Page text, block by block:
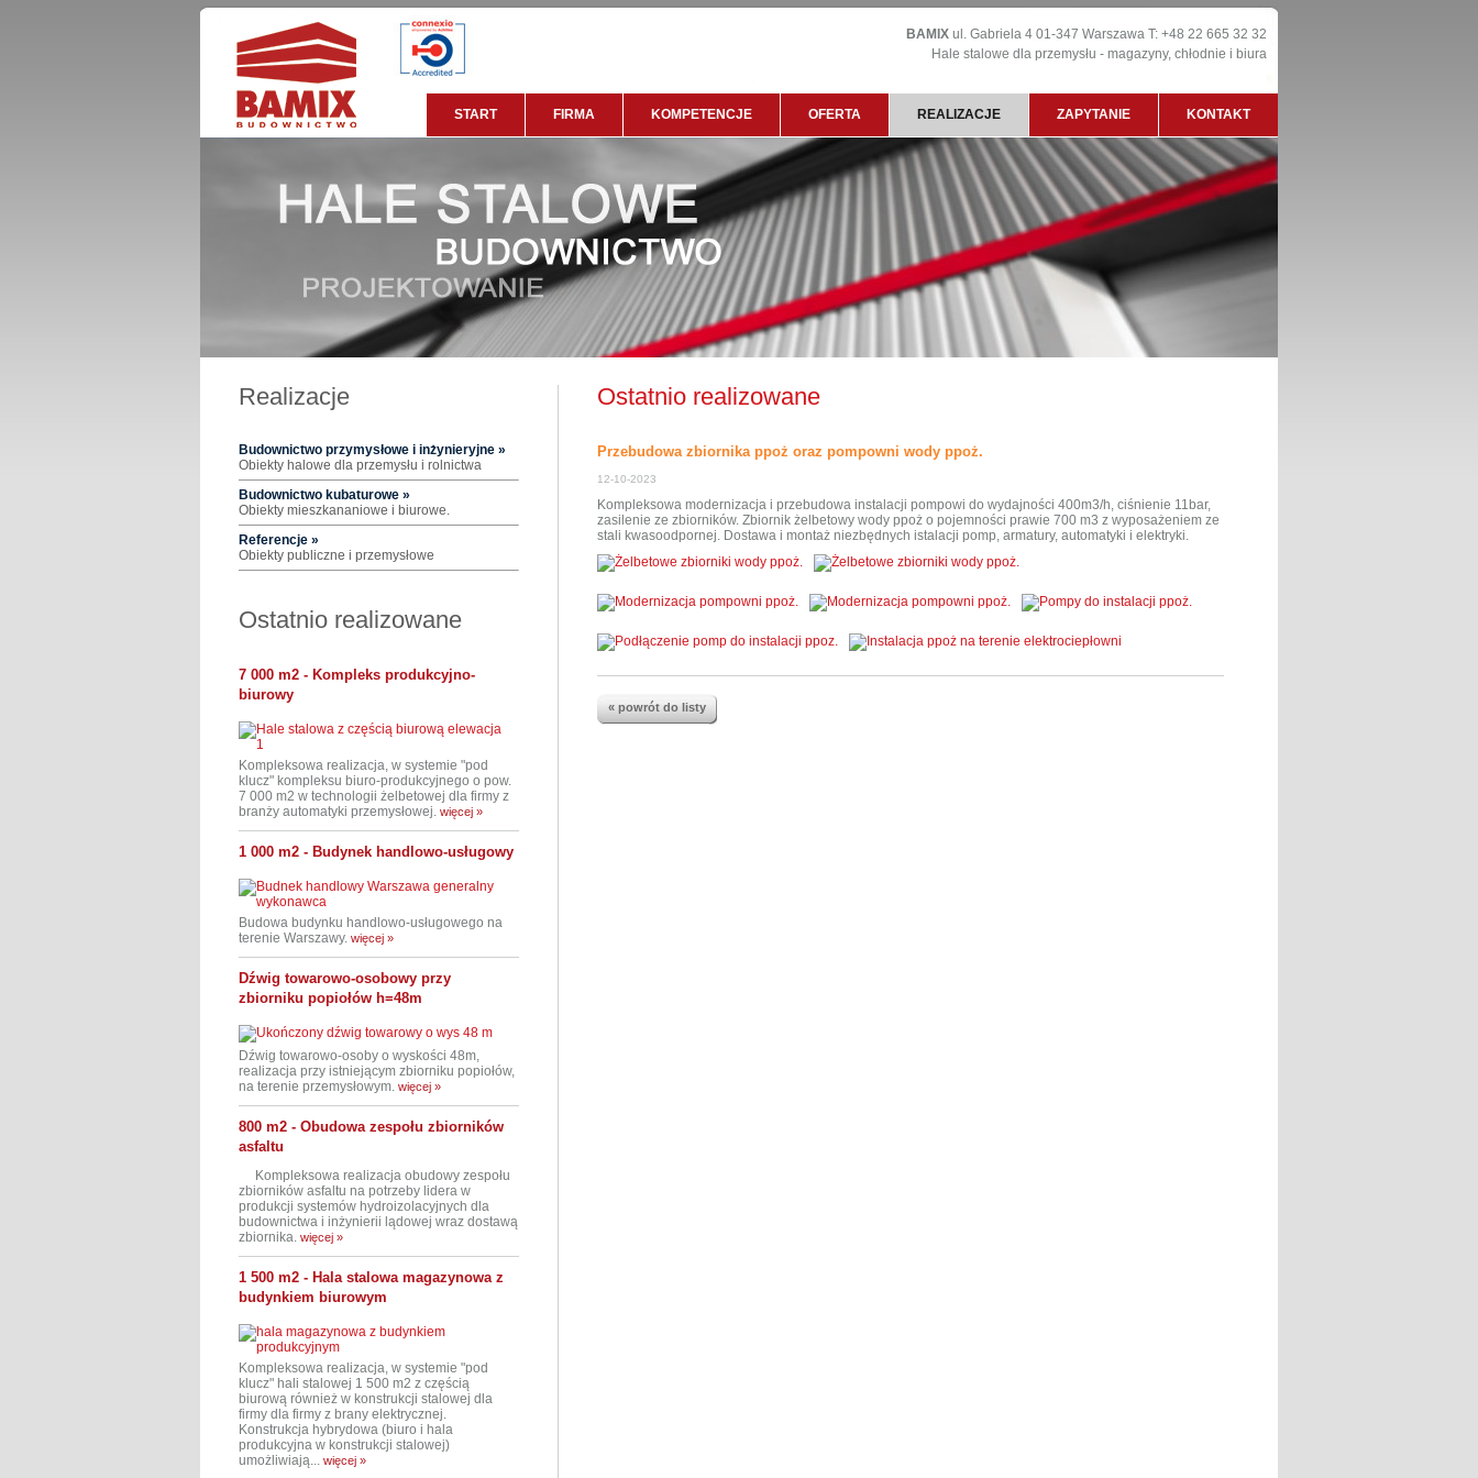
BAMIX ul. Gabriela 4 01-347 Warszawa T: +48 22 665 32 32
- magazyny, chłodnie i biura
Hale stalowe dla przemysłu
START FIRMA KOMPETENCJE OFERTA REALIZACJE ZAPYTANIE KONTAKT
Realizacje
Budownictwo przymysłowe i inżynieryjne »
Obiekty halowe dla przemysłu i rolnictwa
Budownictwo kubaturowe »
Obiekty mieszkananiowe i biurowe.
Referencje »
Obiekty publiczne i przemysłowe
Ostatnio realizowane
7 000 m2 - Kompleks produkcyjno-
biurowy
Kompleksowa realizacja, w systemie "pod
klucz" kompleksu biuro-produkcyjnego o pow.
7 000 m2 w technologii żelbetowej dla firmy z
branży automatyki przemysłowej. więcej »
1 000 m2 - Budynek handlowo-usługowy
Budowa budynku handlowo-usługowego na
terenie Warszawy. więcej »
Dźwig towarowo-osobowy przy
zbiorniku popiołów h=48m
Dźwig towarowo-osoby o wyskości 48m,
realizacja przy istniejącym zbiorniku popiołów,
na terenie przemysłowym. więcej »
800 m2 - Obudowa zespołu zbiorników
asfaltu
Kompleksowa realizacja obudowy zespołu
zbiorników asfaltu na potrzeby lidera w
produkcji systemów hydroizolacyjnych dla
budownictwa i inżynierii lądowej wraz dostawą
zbiornika. więcej »
1 500 m2 - Hala stalowa magazynowa z
budynkiem biurowym
Kompleksowa realizacja, w systemie "pod
klucz" hali stalowej 1 500 m2 z częścią
biurową również w konstrukcji stalowej dla
firmy dla firmy z brany elektrycznej.
Konstrukcja hybrydowa (biuro i hala
produkcyjna w konstrukcji stalowej)
umożliwiają... więcej »
Ostatnio realizowane
Przebudowa zbiornika ppoż oraz pompowni wody ppoż.
12-10-2023
Kompleksowa modernizacja i przebudowa instalacji pompowi do wydajności 400m3/h, ciśnienie 11bar,
zasilenie ze zbiorników. Zbiornik żelbetowy wody ppoż o pojemności prawie 700 m3 z wyposażeniem ze
stali kwasoodpornej. Dostawa i montaż niezbędnych istalacji pomp, armatury, automatyki i elektryki.
« powrót do listy